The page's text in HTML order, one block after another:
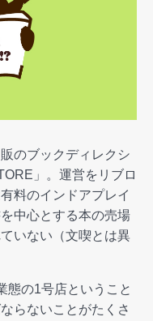
のブックディレクシ
」。運営をリブロ
料のインドアプレイ
中心とする本の売場
いない（文喫とは異
態の1号店ということ
らないことがたくさ